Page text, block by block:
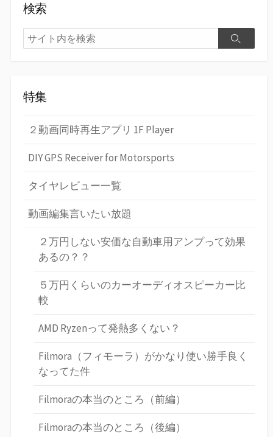
検索
検
索
検
特集
２動画同時再生アプリ 1F Player
DIY GPS Receiver for Motorsports
タイヤレビュー一覧
動画編集言いたい放題
２万円しない安価な自動車用アンプって効果
あるの？？
５万円くらいのカーオーディオスピーカー比
較
AMD Ryzenって発熱多くない？
Filmora（フィモーラ）がかなり使い勝手良く
なってた件
Filmoraの本当のところ（前編）
Filmoraの本当のところ（後編）